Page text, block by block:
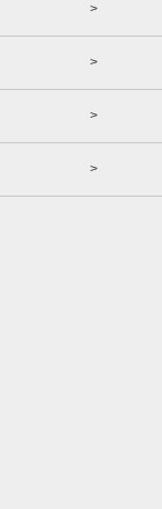
>
>
>
>